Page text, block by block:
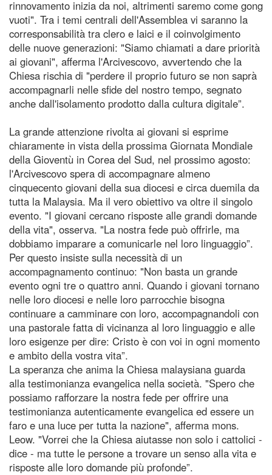
rinnovamento inizia da noi, altrimenti saremo come gong
vuoti". Tra i temi centrali dell'Assemblea vi saranno la
corresponsabilità tra clero e laici e il coinvolgimento
delle nuove generazioni: "Siamo chiamati a dare priorità
ai giovani", afferma l'Arcivescovo, avvertendo che la
Chiesa rischia di "perdere il proprio futuro se non saprà
accompagnarli nelle sfide del nostro tempo, segnato
anche dall'isolamento prodotto dalla cultura digitale”.
La grande attenzione rivolta ai giovani si esprime
chiaramente in vista della prossima Giornata Mondiale
della Gioventù in Corea del Sud, nel prossimo agosto:
l'Arcivescovo spera di accompagnare almeno
cinquecento giovani della sua diocesi e circa duemila da
tutta la Malaysia. Ma il vero obiettivo va oltre il singolo
evento. "I giovani cercano risposte alle grandi domande
della vita", osserva. "La nostra fede può offrirle, ma
dobbiamo imparare a comunicarle nel loro linguaggio”.
Per questo insiste sulla necessità di un
accompagnamento continuo: "Non basta un grande
evento ogni tre o quattro anni. Quando i giovani tornano
nelle loro diocesi e nelle loro parrocchie bisogna
continuare a camminare con loro, accompagnandoli con
una pastorale fatta di vicinanza al loro linguaggio e alle
loro esigenze per dire: Cristo è con voi in ogni momento
e ambito della vostra vita”.
La speranza che anima la Chiesa malaysiana guarda
alla testimonianza evangelica nella società. "Spero che
possiamo rafforzare la nostra fede per offrire una
testimonianza autenticamente evangelica ed essere un
faro e una luce per tutta la nazione", afferma mons.
Leow. "Vorrei che la Chiesa aiutasse non solo i cattolici -
dice - ma tutte le persone a trovare un senso alla vita e
risposte alle loro domande più profonde”.